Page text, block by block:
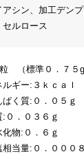
アシン、加工デン
セルロース
（標準０．７
ルギー:３ｋｃａｌ
ぱく質:０．０５ｇ
:０．０３６ｇ
化物:０．６ｇ
相当量:０．０００